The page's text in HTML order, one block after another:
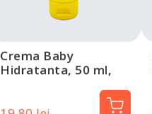
Crema Baby
Hidratanta, 50 ml,